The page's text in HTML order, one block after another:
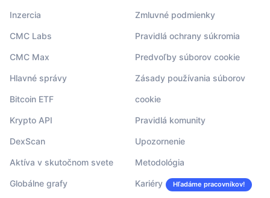
Inzercia
CMC Labs
CMC Max
Hlavné správy
Bitcoin ETF
Krypto API
DexScan
Aktíva v skutočnom svete
Globálne grafy
Zmluvné podmienky
Pravidlá ochrany súkromia
Predvoľby súborov cookie
Zásady používania súborov
cookie
Pravidlá komunity
Upozornenie
Metodológia
Kariéry Hľadáme pracovníkov!